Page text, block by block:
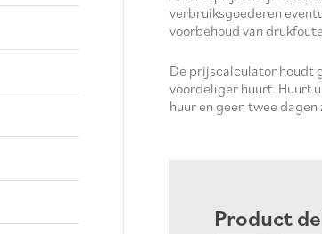
verbruiksgoederen
voorbehoud van
De prijscalculator houdt
voordeliger huurt. Huurt
huur en geen twee
Product